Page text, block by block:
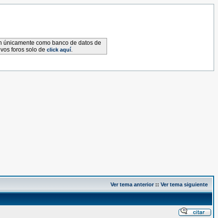
como banco de datos de
foros solo de click aquí.
Ver tema anterior:: Ver tema siguiente